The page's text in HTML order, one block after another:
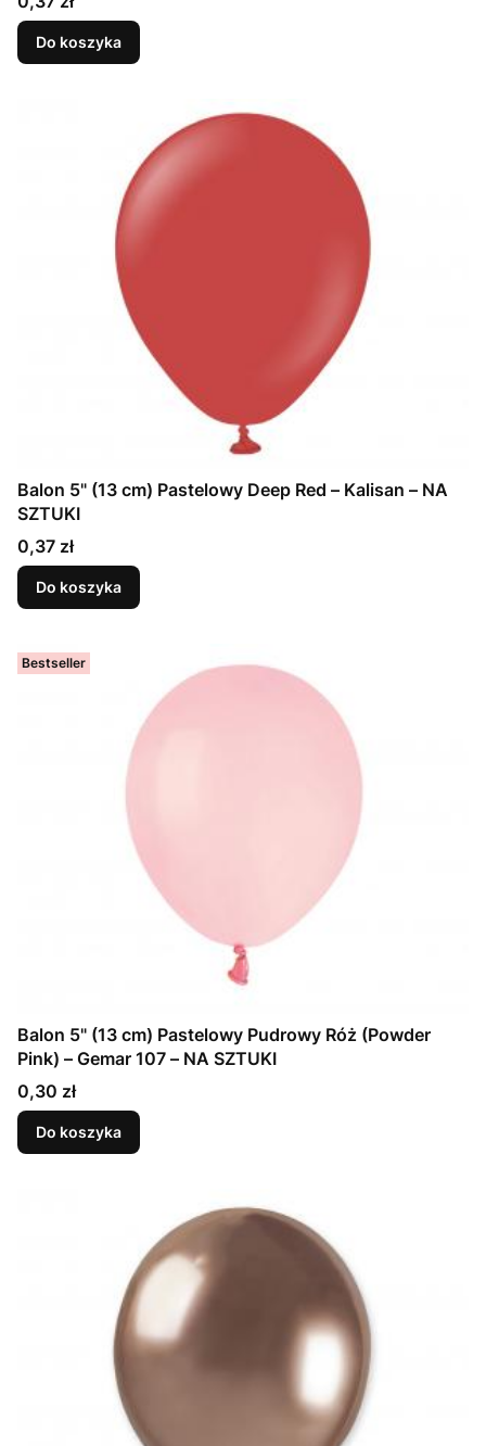
Do koszyka
Balon 5" (13 cm) Pastelowy Deep Red – Kalisan – NA
SZTUKI
Cena
0,37 zł
Do koszyka
Bestseller
Balon 5" (13 cm) Pastelowy Pudrowy Róż (Powder
Pink) – Gemar 107 – NA SZTUKI
Cena
0,30 zł
Do koszyka